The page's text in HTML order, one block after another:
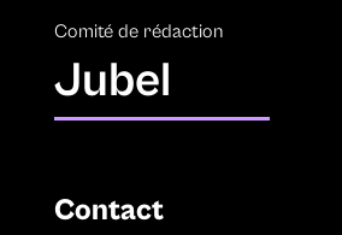
Comité de rédaction
Jubel
Contact